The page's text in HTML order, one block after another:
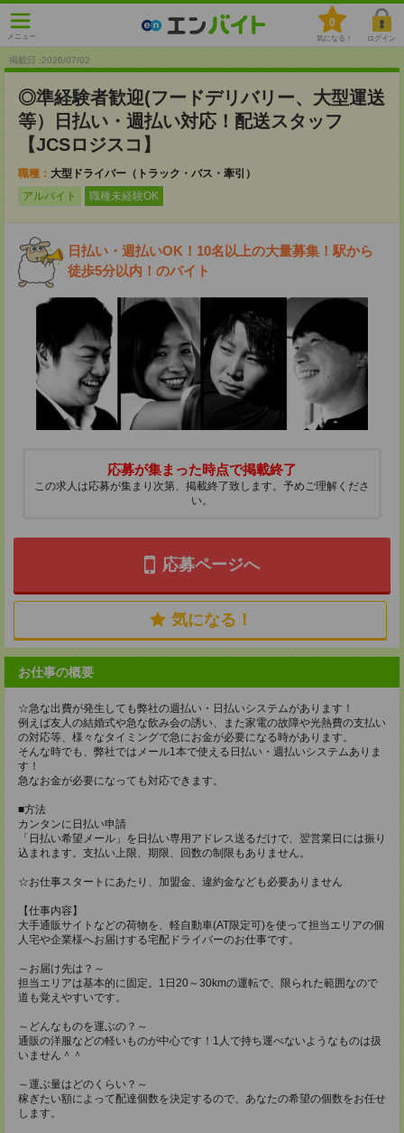
メニュー
0
気になる！ ログイン
掲載日 :2026/07/02
◎準経験者歓迎(フードデリバリー、大型運送
等）日払い・週払い対応！配送スタッフ
【JCSロジスコ】
職種： 大型ドライバー（トラック・バス・牽引）
アルバイト
職種未経験OK
日払い・週払いOK！10名以上の大量募集！駅から
徒歩5分以内！のバイト
応募が集まった時点で掲載終了
この求人は応募が集まり次第、掲載終了致します。予めご理解くださ
い。
応募ページへ
気になる！
お仕事の概要
☆急な出費が発生しても弊社の週払い・日払いシステムがあります！
例えば友人の結婚式や急な飲み会の誘い、また家電の故障や光熱費の支払い
の対応等、様々なタイミングで急にお金が必要になる時があります。
そんな時でも、弊社ではメール1本で使える日払い・週払いシステムありま
す！
急なお金が必要になっても対応できます。
■方法
カンタンに日払い申請
「日払い希望メール」を日払い専用アドレス送るだけで、翌営業日には振り
込まれます。支払い上限、期限、回数の制限もありません。
☆お仕事スタートにあたり、加盟金、違約金なども必要ありません
【仕事内容】
大手通販サイトなどの荷物を、軽自動車(AT限定可)を使って担当エリアの個
人宅や企業様へお届けする宅配ドライバーのお仕事です。
～お届け先は？～
担当エリアは基本的に固定。1日20～30kmの運転で、限られた範囲なので
道も覚えやすいです。
～どんなものを運ぶの？～
通販の洋服などの軽いものが中心です！1人で持ち運べないようなものは扱
いません＾＾
～運ぶ量はどのくらい？～
稼ぎたい額によって配達個数を決定するので、あなたの希望の個数をお任せ
します。